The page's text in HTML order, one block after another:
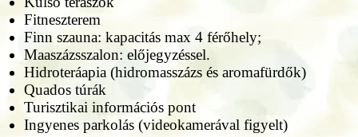
Fitneszterem
Finn szauna: kapacitás max 4 férőhely;
Maaszázsszalon: előjegyzéssel.
Hidroteráapia (hidromasszázs és aromafürdők)
Quados túrák
Turisztikai információs pont
Ingyenes parkolás (videokamerával figyelt)